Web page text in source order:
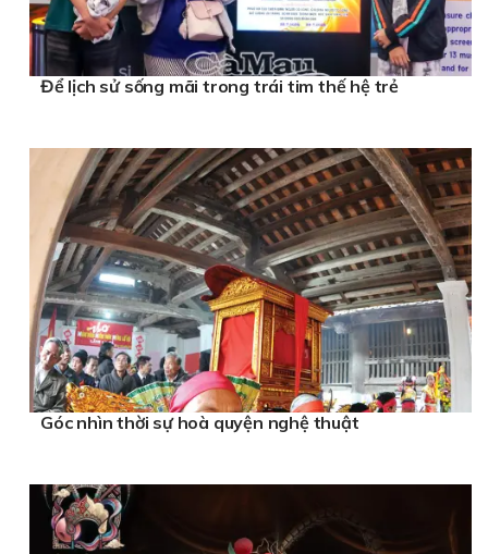
Để lịch sử sống mãi trong trái tim thế hệ trẻ
Góc nhìn thời sự hoà quyện nghệ thuật